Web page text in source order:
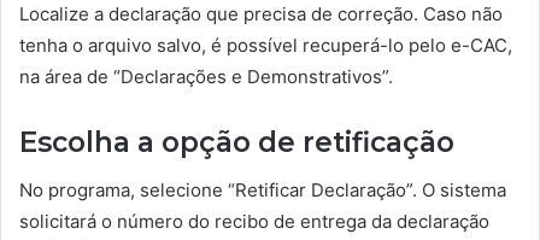
Localize a declaração que precisa de correção. Caso não
tenha o arquivo salvo, é possível recuperá-lo pelo e-CAC,
na área de “Declarações e Demonstrativos”.
Escolha a opção de retificação
No programa, selecione “Retificar Declaração”. O sistema
solicitará o número do recibo de entrega da declaração